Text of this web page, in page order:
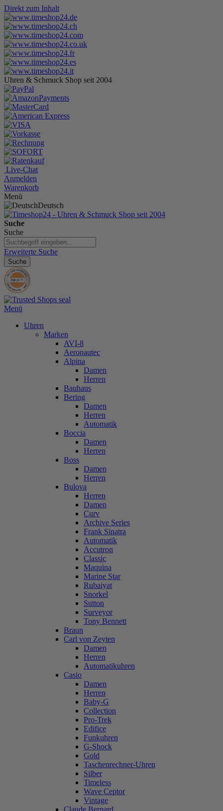
Direkt zum Inhalt
Uhren & Schmuck Shop seit 2004
Live-Chat
Anmelden
Warenkorb
Menü
Deutsch
Suche
Suche
Erweiterte Suche
Suche
Menü
Uhren
Marken
AVI-8
Aeronautec
Alpina
Damen
Herren
Bauhaus
Bering
Damen
Herren
Automatik
Boccia
Damen
Herren
Boss
Damen
Herren
Bulova
Herren
Damen
Curv
Archive Series
Frank Sinatra
Automatik
Accutron
Classic
Maquina
Marine Star
Rubaiyat
Snorkel
Sutton
Surveyor
Tony Bennett
Braun
Carl von Zeyten
Damen
Herren
Automatikuhren
Casio
Damen
Herren
Baby-G
Collection
Pro-Trek
Edifice
Funkuhren
G-Shock
Gold
Taschenrechner-Uhren
Silber
Timeless
Wave Ceptor
Vintage
Claude Bernard